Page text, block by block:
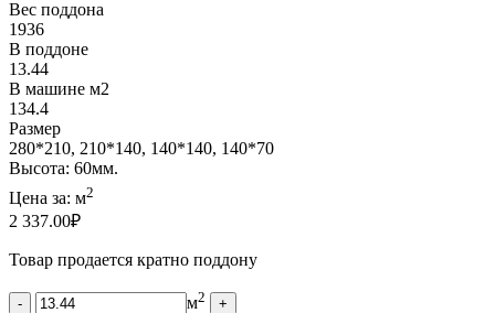
Вес поддона
1936
В поддоне
13.44
В машине м2
134.4
Размер
280*210, 210*140, 140*140, 140*70
Высота: 60мм.
Цена за: м2
2 337.00₽
Товар продается кратно поддону
- м2 +